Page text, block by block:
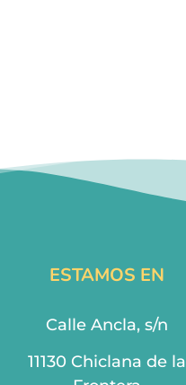
ESTAMOS EN
Calle Ancla, s/n
11130 Chiclana de la